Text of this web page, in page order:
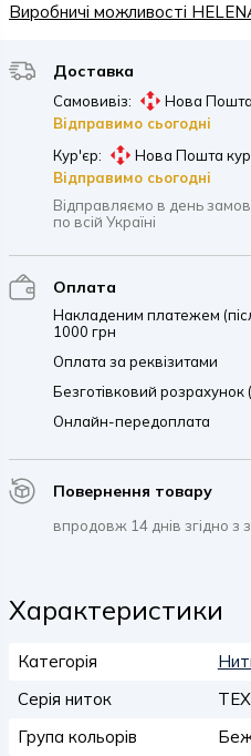
Виробничі можливості
Доставка
Самовивіз:
Нова Пошта
Відправимо сьогодні
Кур'єр:
Нова Пошта
Відправимо сьогодні
Відправляємо в день
по всій Україні
Оплата
Накладеним платежем
1000 грн
Оплата за реквізитами
Безготівковий
Онлайн-передоплата
Повернення товару
впродовж 14 днів згідно з
Характеристики
Категорія
Серія ниток
Група кольорів